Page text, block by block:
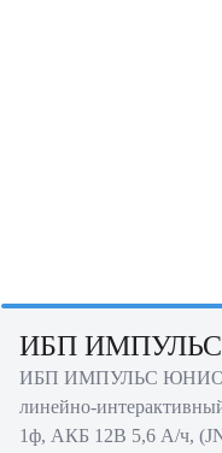
ИБП ИМПУЛЬС
ИБП ИМПУЛЬС ЮНИОР,
линейно-
1ф, АКБ 12В 5,6 А/ч,